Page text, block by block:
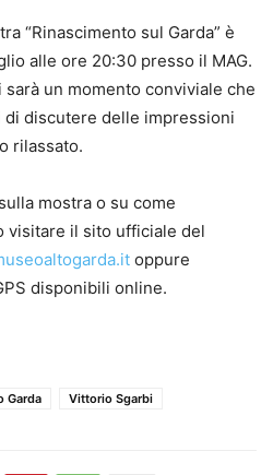
“Rinascimento sul Garda” è
alle ore 20:30 presso il MAG.
sarà un momento conviviale che
discutere delle impressioni
rilassato.
mostra o su come
visitare il sito ufficiale del
oppure
disponibili online.
Garda Vittorio Sgarbi